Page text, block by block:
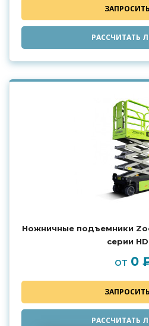
РАССЧИТАТЬ
Ножничные подъемники
серии
от 0
РАССЧИТАТЬ